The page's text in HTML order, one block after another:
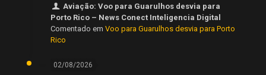
Aviação: Voo para Guarulhos desvia para
Porto Rico – News Conect Inteligencia Digital
Comentado em Voo para Guarulhos desvia para Porto
Rico
02/08/2026